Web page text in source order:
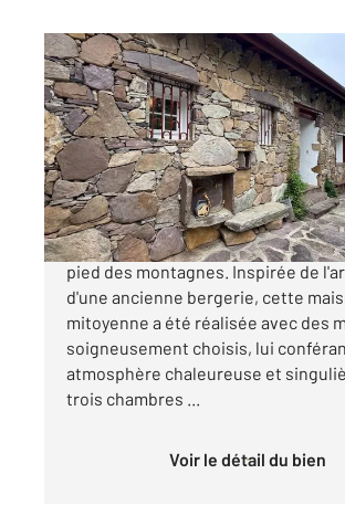
ASCAIN 64
110 m2, 4 pièces
Ref : 3843
Maison à vendre
455 000 €
Ascain, au sein d'une copropriété
pied des montagnes. Inspirée de
d'une ancienne bergerie, cette
mitoyenne a été réalisée avec des
soigneusement choisis, lui
atmosphère chaleureuse et
trois chambres ...
Voir le détail du bien